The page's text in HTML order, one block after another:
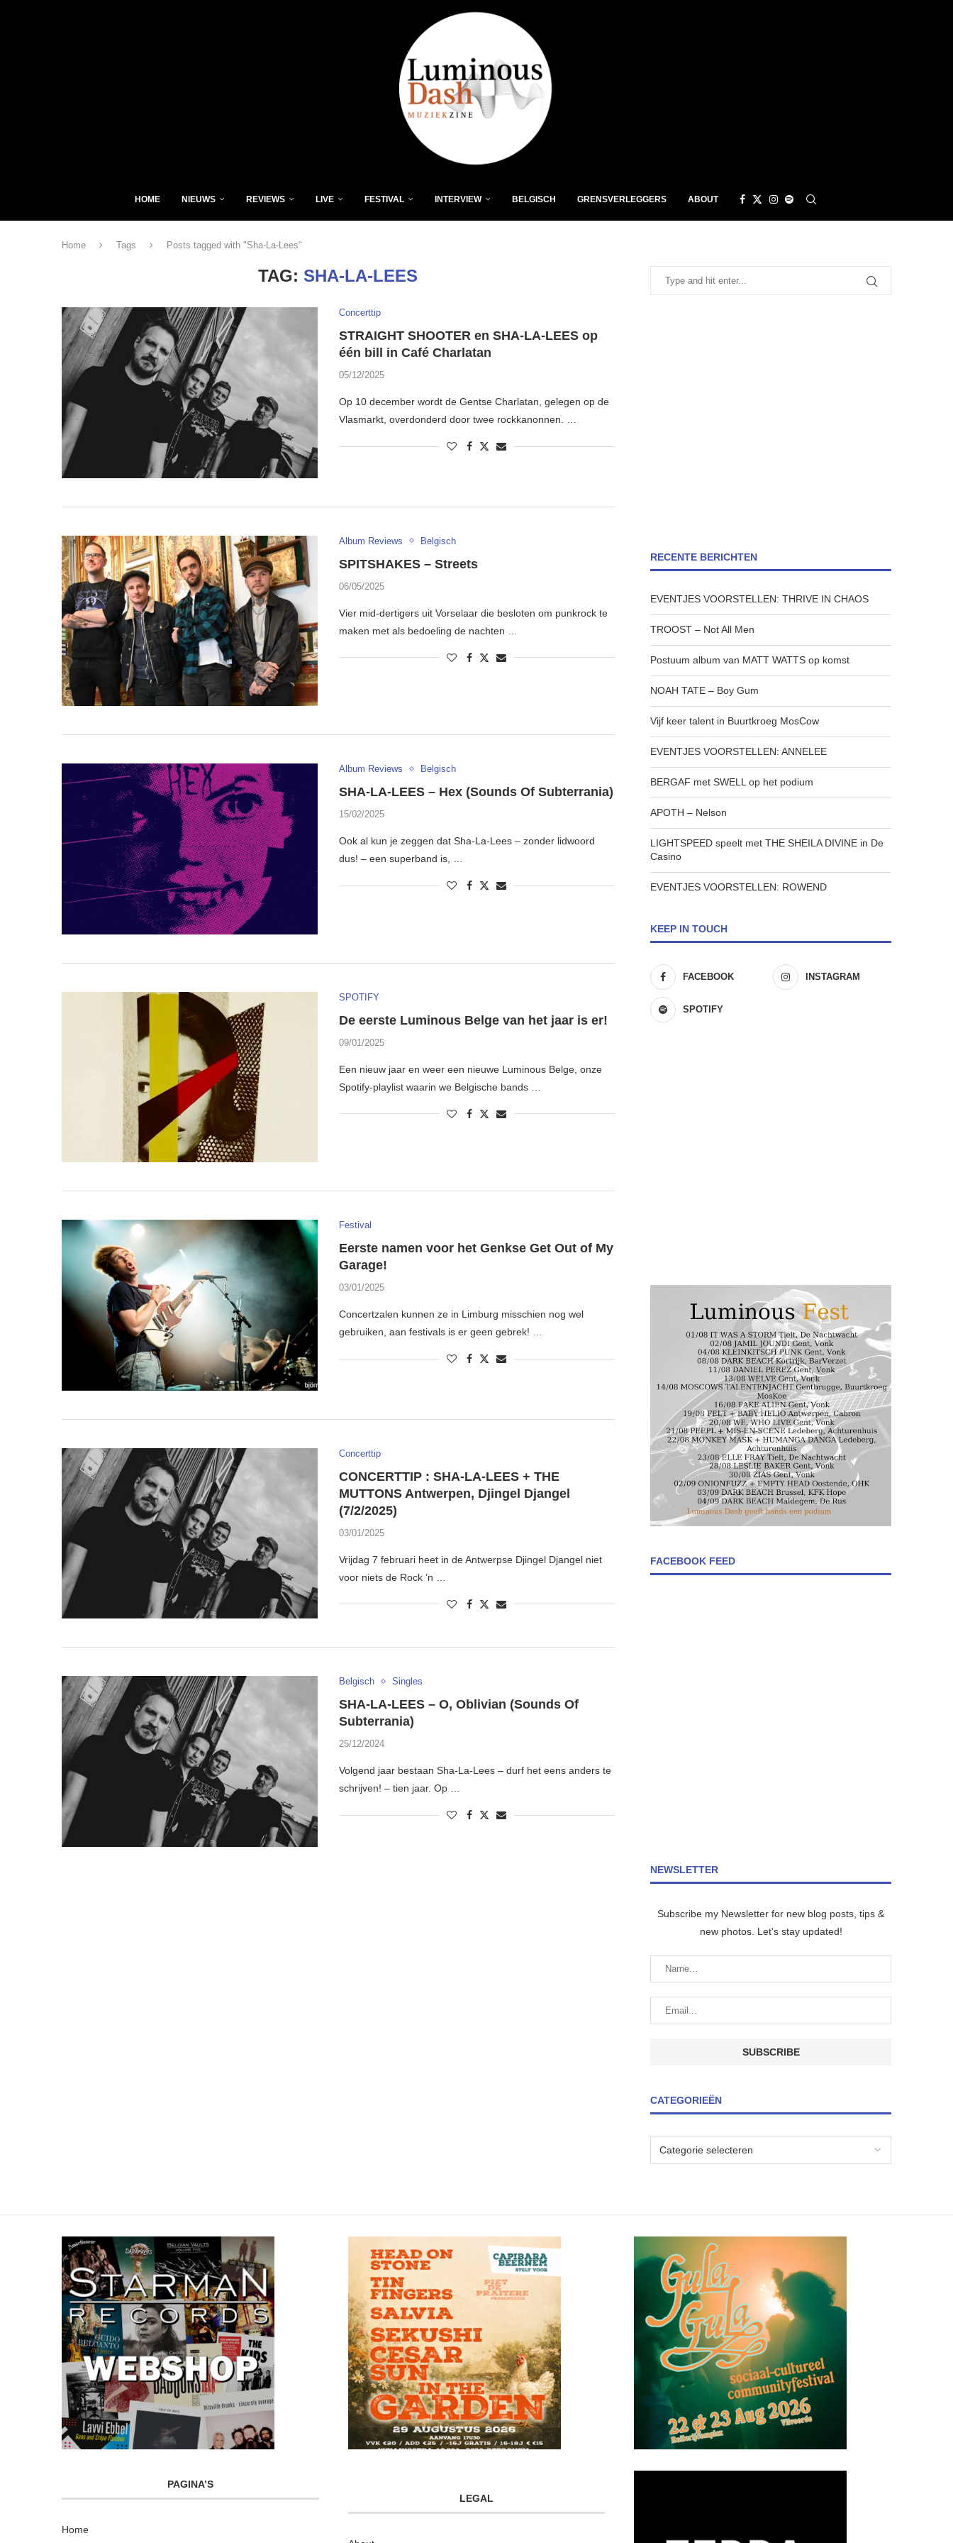
HOME NIEUWS REVIEWS LIVE FESTIVAL INTERVIEW BELGISCH GRENSVERLEGGERS ABOUT
Home Tags Posts tagged with "Sha-La-Lees"
TAG: SHA-LA-LEES
Concerttip
STRAIGHT SHOOTER en SHA-LA-LEES op
één bill in Café Charlatan
05/12/2025
Op 10 december wordt de Gentse Charlatan, gelegen op de
Vlasmarkt, overdonderd door twee rockkanonnen. …
Album Reviews Belgisch
SPITSHAKES – Streets
06/05/2025
Vier mid-dertigers uit Vorselaar die besloten om punkrock te
maken met als bedoeling de nachten …
Album Reviews Belgisch
SHA-LA-LEES – Hex (Sounds Of Subterrania)
15/02/2025
Ook al kun je zeggen dat Sha-La-Lees – zonder lidwoord
dus! – een superband is, …
SPOTIFY
De eerste Luminous Belge van het jaar is er!
09/01/2025
Een nieuw jaar en weer een nieuwe Luminous Belge, onze
Spotify-playlist waarin we Belgische bands …
Festival
Eerste namen voor het Genkse Get Out of My
Garage!
03/01/2025
Concertzalen kunnen ze in Limburg misschien nog wel
gebruiken, aan festivals is er geen gebrek! …
Concerttip
CONCERTTIP : SHA-LA-LEES + THE
MUTTONS Antwerpen, Djingel Djangel
(7/2/2025)
03/01/2025
Vrijdag 7 februari heet in de Antwerpse Djingel Djangel niet
voor niets de Rock ’n …
Belgisch Singles
SHA-LA-LEES – O, Oblivian (Sounds Of
Subterrania)
25/12/2024
Volgend jaar bestaan Sha-La-Lees – durf het eens anders te
schrijven! – tien jaar. Op …
RECENTE BERICHTEN
EVENTJES VOORSTELLEN: THRIVE IN CHAOS
TROOST – Not All Men
Postuum album van MATT WATTS op komst
NOAH TATE – Boy Gum
Vijf keer talent in Buurtkroeg MosCow
EVENTJES VOORSTELLEN: ANNELEE
BERGAF met SWELL op het podium
APOTH – Nelson
LIGHTSPEED speelt met THE SHEILA DIVINE in De
Casino
EVENTJES VOORSTELLEN: ROWEND
KEEP IN TOUCH
FACEBOOK INSTAGRAM
SPOTIFY
FACEBOOK FEED
NEWSLETTER
Subscribe my Newsletter for new blog posts, tips &
new photos. Let's stay updated!
CATEGORIEËN
PAGINA’S
Home
LEGAL